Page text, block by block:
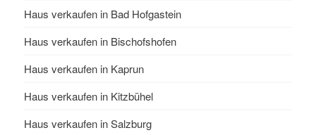
Haus verkaufen in Bad Hofgastein
Haus verkaufen in Bischofshofen
Haus verkaufen in Kaprun
Haus verkaufen in Kitzbühel
Haus verkaufen in Salzburg